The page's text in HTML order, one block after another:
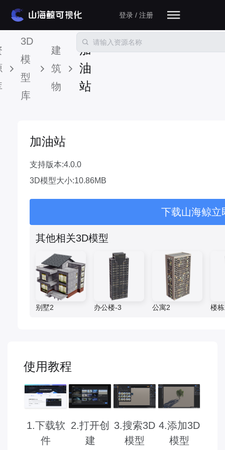
登录 / 注册
3D
模
型
库
建
筑
物
加
油
站
加油站
支持版本:4.0.0
3D模型大小:10.86MB
下载山海鲸立
其他相关3D模型
别墅2 办公楼-3 公寓2 楼
使用教程
1.下载软
件
2.打开创
建
3.搜索3D
模型
4.添加3D
模型